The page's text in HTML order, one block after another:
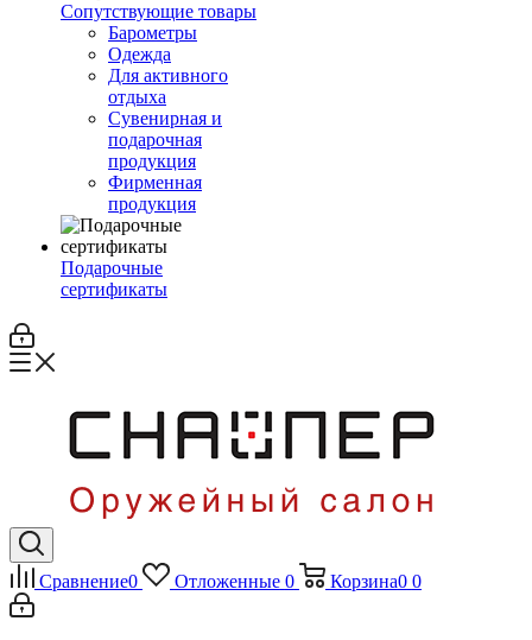
Сопутствующие товары
Барометры
Одежда
Для активного
отдыха
Сувенирная и
подарочная
продукция
Фирменная
продукция
Подарочные
сертификаты
Сравнение0 Отложенные 0 Корзина0 0